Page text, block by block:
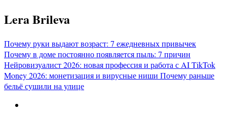
Перейти
к
Lera Brileva
Почему руки выдают возраст: 7 ежедневных привычек
Почему в доме постоянно появляется пыль: 7 причин
Нейровизуалист 2026: новая профессия и работа с AITikTok
Money 2026: монетизация и вирусные ниши Почему раньше
бельё сушили на улице